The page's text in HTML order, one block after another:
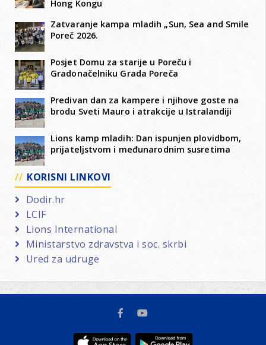
Hong Kongu
Zatvaranje kampa mladih „Sun, Sea and Smile
Poreč 2026.
Posjet Domu za starije u Poreču i
Gradonačelniku Grada Poreča
Predivan dan za kampere i njihove goste na
brodu Sveti Mauro i atrakcije u Istralandiji
Lions kamp mladih: Dan ispunjen plovidbom,
prijateljstvom i međunarodnim susretima
KORISNI LINKOVI
Dodir.hr
LCIF
Lions International
Ministarstvo zdravstva i soc. skrbi
Ured za udruge